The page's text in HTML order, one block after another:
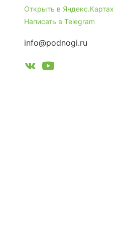
Открыть в Яндекс.Картах
Написать в Telegram
info@podnogi.ru